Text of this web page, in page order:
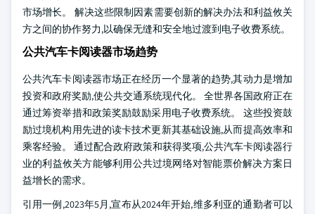
市场增长。 解决这些限制因素需要创新的解决办法和利益攸关
方之间的协作努力,以确保无缝和安全地过渡到电子收费系统。
公共汽车卡阅读器市场趋势
公共汽车卡阅读器市场正在经历一个显著的趋势,其动力是增加
投资和政府奖励,使公共交通系统现代化。 全世界各国政府正在
通过筹资举措和政策奖励鼓励采用电子收费系统。 这些投资鼓
励过境机构用先进的读卡技术更新其基础设施,从而提高效率和
乘客经验。 通过配合政府政策和获得奖项,公共汽车卡阅读器行
业的利益攸关方能够利用公共过境网络对智能票价解决方案日
益增长的需求。
引用一例,2023年5月,宣布从2024年开始,维多利亚的通勤者可以